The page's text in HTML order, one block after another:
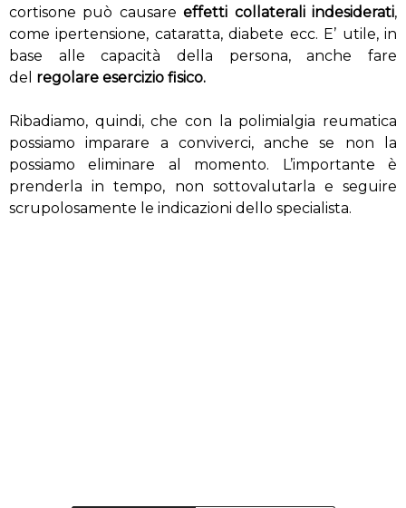
cortisone può causareeffetti collaterali indesiderati,
come ipertensione, cataratta, diabete ecc. E’ utile, in
base alle capacità della persona, anche fare
del regolare esercizio fisico.
Ribadiamo, quindi, che con la polimialgia reumatica
possiamo imparare a conviverci, anche se non la
possiamo eliminare al momento. L’importante è
prenderla in tempo, non sottovalutarla e seguire
scrupolosamente le indicazioni dello specialista.